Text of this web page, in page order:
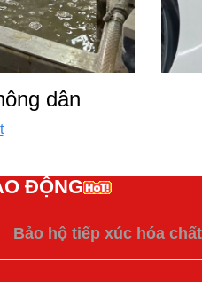
dân
ĐỘNG
Bảo hộ tiếp xúc hóa chất